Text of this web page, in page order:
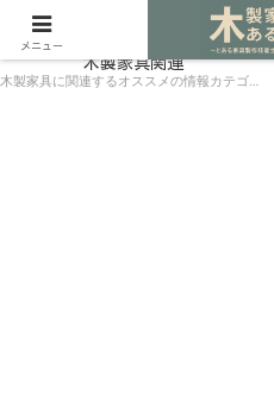
広葉樹をネットで購入: おすすめ材木店ガイド
木製家具関連
木製家具に関連するオススメの情報カテゴリーです。
メニュー